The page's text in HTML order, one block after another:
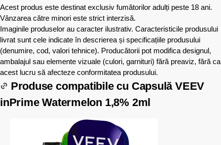
Acest produs este destinat exclusiv fumătorilor adulți peste 18 ani.
Vânzarea către minori este strict interzisă.
Imaginile produselor au caracter ilustrativ. Caracteristicile produsului
livrat sunt cele indicate în descrierea și specificațiile produsului
(denumire, cod, valori tehnice). Producătorii pot modifica designul,
ambalajul sau elemente vizuale (culori, garnituri) fără preaviz, fără ca
acest lucru să afecteze conformitatea produsului.
Produse compatibile cu Capsulă VEEV
inPrime Watermelon 1,8% 2ml